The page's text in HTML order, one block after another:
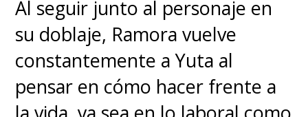
Al seguir junto al personaje en
su doblaje, Ramora vuelve
constantemente a Yuta al
pensar en cómo hacer frente a